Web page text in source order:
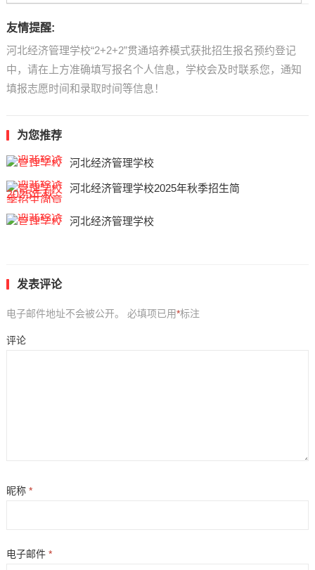
友情提醒:
河北经济管理学校“2+2+2”贯通培养模式获批招生报名预约登记
中，请在上方准确填写报名个人信息，学校会及时联系您，通知
填报志愿时间和录取时间等信息！
为您推荐
河北经济管理学校
河北经济管理学校2025年秋季招生简
河北经济管理学校
发表评论
电子邮件地址不会被公开。 必填项已用*标注
评论
昵称 *
电子邮件 *